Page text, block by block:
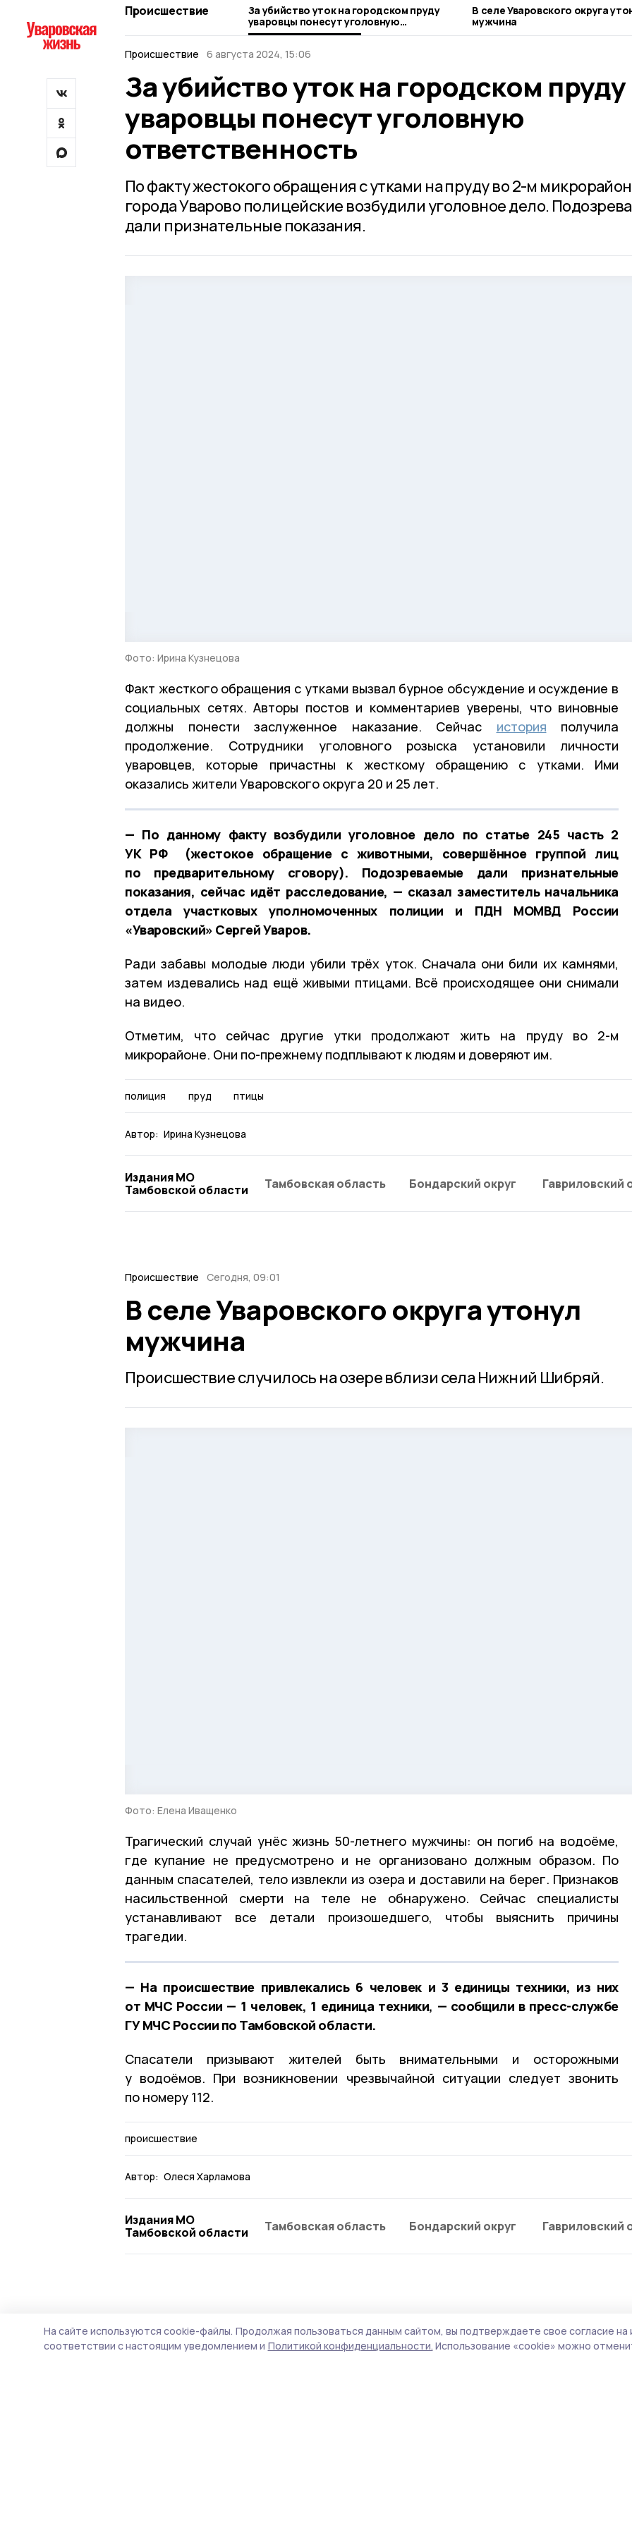
Происшествие
За убийство уток на городском пруду
уваровцы понесут уголовную
ответственность
В селе Уваровского округа
мужчина
Происшествие 6 августа 2024, 15:06
За убийство уток на городском пруду
уваровцы понесут уголовную
ответственность
По факту жестокого обращения с утками на пруду во 2-м
города Уварово полицейские возбудили уголовное дело.
дали признательные показания.
Фото: Ирина Кузнецова
Факт жесткого обращения с утками вызвал бурное обсуждение и осуждение в
социальных сетях. Авторы постов и комментариев уверены, что виновные
должны понести заслуженное наказание. Сейчас история получила
продолжение. Сотрудники уголовного розыска установили личности
уваровцев, которые причастны к жесткому обращению с утками. Ими
оказались жители Уваровского округа 20 и 25 лет.
— По данному факту возбудили уголовное дело по статье 245 часть 2
УК РФ (жестокое обращение с животными, совершённое группой лиц
по предварительному сговору). Подозреваемые дали признательные
показания, сейчас идёт расследование, — сказал заместитель начальника
отдела участковых уполномоченных полиции и ПДН МОМВД России
«Уваровский» Сергей Уваров.
Ради забавы молодые люди убили трёх уток. Сначала они били их камнями,
затем издевались над ещё живыми птицами. Всё происходящее они снимали
на видео.
Отметим, что сейчас другие утки продолжают жить на пруду во 2-м
микрорайоне. Они по-прежнему подплывают к людям и доверяют им.
полиция пруд птицы
Автор: Ирина Кузнецова
Издания МО
Тамбовской области
Тамбовская область Бондарский округ Гавриловский
Происшествие Сегодня, 09:01
В селе Уваровского округа утонул
мужчина
Происшествие случилось на озере вблизи села Нижний Шибряй.
Фото: Елена Иващенко
Трагический случай унёс жизнь 50-летнего мужчины: он погиб на водоёме,
где купание не предусмотрено и не организовано должным образом. По
данным спасателей, тело извлекли из озера и доставили на берег. Признаков
насильственной смерти на теле не обнаружено. Сейчас специалисты
устанавливают все детали произошедшего, чтобы выяснить причины
трагедии.
— На происшествие привлекались 6 человек и 3 единицы техники, из них
от МЧС России — 1 человек, 1 единица техники, — сообщили в пресс-службе
ГУ МЧС России по Тамбовской области.
Спасатели призывают жителей быть внимательными и осторожными
у водоёмов. При возникновении чрезвычайной ситуации следует звонить
по номеру 112.
происшествие
Автор: Олеся Харламова
Издания МО
Тамбовской области
Тамбовская область Бондарский округ Гавриловский
В Уварове водитель выехал на
На сайте используются cookie-файлы. Продолжая пользоваться данным сайтом, вы подтверждаете свое согласие на
соответствии с настоящим уведомлением и Политикой конфиденциальности. Использование «cookie» можно